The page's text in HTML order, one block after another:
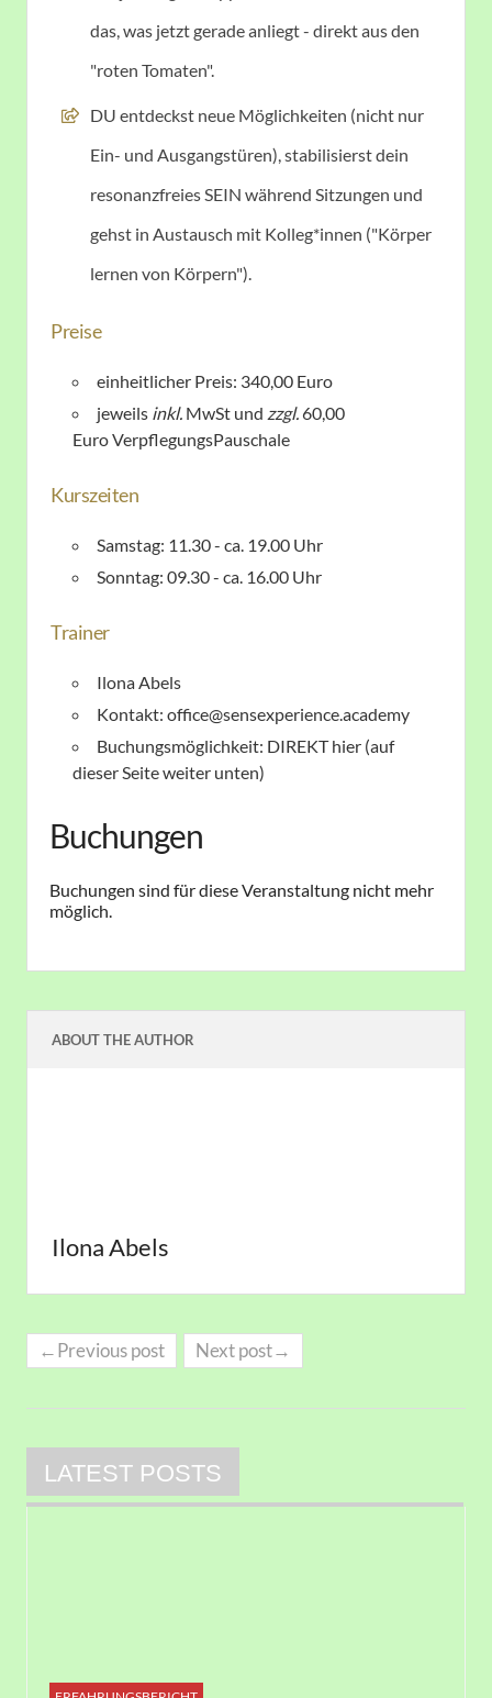
das, was jetzt gerade anliegt - direkt aus den
"roten Tomaten".
DU entdeckst neue Möglichkeiten (nicht nur
Ein- und Ausgangstüren), stabilisierst dein
resonanzfreies SEIN während Sitzungen und
gehst in Austausch mit Kolleg*innen ("Körper
lernen von Körpern").
Preise
einheitlicher Preis: 340,00 Euro
jeweils inkl. MwSt und zzgl. 60,00
EuroVerpflegungsPauschale
Kurszeiten
Samstag: 11.30 - ca. 19.00 Uhr
Sonntag: 09.30 - ca. 16.00 Uhr
Trainer
Ilona Abels
Kontakt: office@sensexperience.academy
Buchungsmöglichkeit: DIREKT hier (auf
dieser Seite weiter unten)
Buchungen
Buchungen sind für diese Veranstaltung nicht mehr
möglich.
ABOUT THE AUTHOR
Ilona Abels
←Previous post Next post→
LATEST POSTS